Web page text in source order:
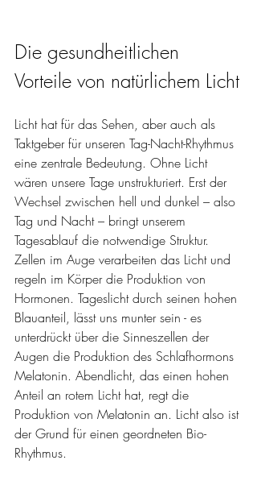
Die gesundheitlichen
Vorteile von natürlichem Licht
Licht hat für das Sehen, aber auch als
Taktgeber für unseren Tag-Nacht-Rhythmus
eine zentrale Bedeutung. Ohne Licht
wären unsere Tage unstrukturiert. Erst der
Wechsel zwischen hell und dunkel – also
Tag und Nacht – bringt unserem
Tagesablauf die notwendige Struktur.
Zellen im Auge verarbeiten das Licht und
regeln im Körper die Produktion von
Hormonen. Tageslicht durch seinen hohen
Blauanteil, lässt uns munter sein - es
unterdrückt über die Sinneszellen der
Augen die Produktion des Schlafhormons
Melatonin. Abendlicht, das einen hohen
Anteil an rotem Licht hat, regt die
Produktion von Melatonin an. Licht also ist
der Grund für einen geordneten Bio-
Rhythmus.